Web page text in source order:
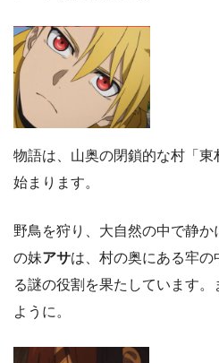
物語は、山奥の閉鎖的な村「東
始まります。
野鳥を狩り、大自然の中で静
の妹アサは、村の奥にある牢
る謎の役割を果たしています
ように。